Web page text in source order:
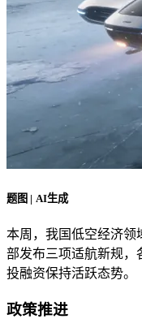
题图 | AI生成
本周，我国低空经济领
部发布三项适航新规，
投融资保持活跃态势。
政策推进